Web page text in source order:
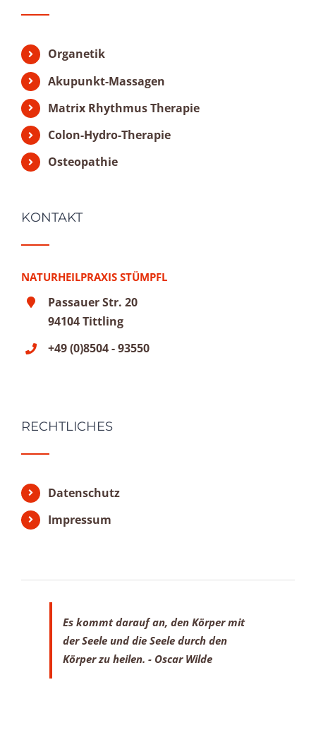
Organetik
Akupunkt-Massagen
Matrix Rhythmus Therapie
Colon-Hydro-Therapie
Osteopathie
KONTAKT
NATURHEILPRAXIS STÜMPFL
Passauer Str. 20
94104 Tittling
+49 (0)8504 - 93550
RECHTLICHES
Datenschutz
Impressum
Es kommt darauf an, den Körper mit
der Seele und die Seele durch den
Körper zu heilen. - Oscar Wilde